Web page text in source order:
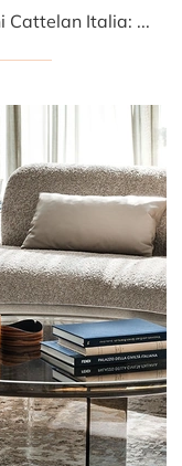
Accessori complementari e tavolini Cattelan Italia: scopri come impreziosire i tuoi locali moderni con il modello Felix.